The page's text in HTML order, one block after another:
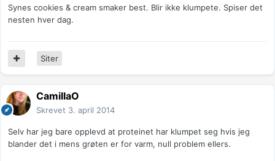
Synes cookies & cream smaker best. Blir ikke klumpete. Spiser det
nesten hver dag.
Siter
CamillaO
Skrevet 3. april 2014
Selv har jeg bare opplevd at proteinet har klumpet seg hvis jeg
blander det i mens grøten er for varm, null problem ellers.